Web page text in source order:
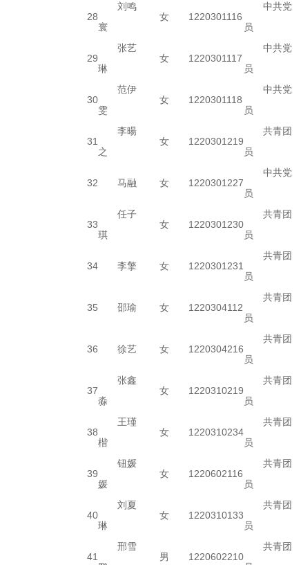
28
刘鸣
寰
女 1220301116
中共党
员
29
张艺
琳
女 1220301117
中共党
员
30
范伊
雯
女 1220301118
中共党
员
31
李暘
之
女 1220301219
共青团
员
32 马融 女 1220301227
中共党
员
33
任子
琪
女 1220301230
共青团
员
34 李擎 女 1220301231
共青团
员
35 邵瑜 女 1220304112
共青团
员
36 徐艺 女 1220304216
共青团
员
37
张鑫
淼
女 1220310219
共青团
员
38
王瑾
楷
女 1220310234
共青团
员
39
钮媛
媛
女 1220602116
共青团
员
40
刘夏
琳
女 1220310133
共青团
员
41
邢雪
男 1220602210
共青团